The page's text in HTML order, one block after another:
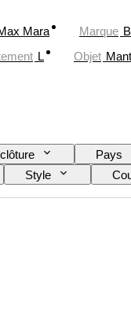
Mara Marque
L Objet
Pays
Style
Accessoires inclus